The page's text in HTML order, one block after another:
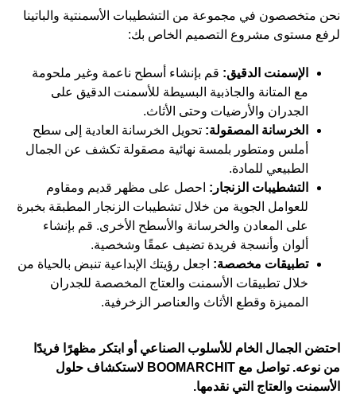
نحن متخصصون في مجموعة من التشطيبات الأسمنتية والباتينا
لرفع مستوى مشروع التصميم الخاص بك:
الإسمنت الدقيق: قم بإنشاء أسطح ناعمة وغير ملحومة
مع المتانة والجاذبية البسيطة للأسمنت الدقيق على
الجدران والأرضيات وحتى الأثاث.
الخرسانة المصقولة: تحويل الخرسانة العادية إلى سطح
أملس ومتطور بلمسة نهائية مصقولة تكشف عن الجمال
الطبيعي للمادة.
التشطيبات الزنجار: احصل على مظهر قديم ومقاوم
للعوامل الجوية من خلال تشطيبات الزنجار المطبقة بخبرة
على المعادن والخرسانة والأسطح الأخرى. قم بإنشاء
ألوان وأنسجة فريدة تضيف عمقًا وشخصية.
تطبيقات مخصصة: اجعل رؤيتك الإبداعية تنبض بالحياة من
خلال تطبيقات الأسمنت والعتاج المخصصة للجدران
المميزة وقطع الأثاث والعناصر الزخرفية.
احتضن الجمال الخام للأسلوب الصناعي أو ابتكر مظهرًا فريدًا
من نوعه. تواصل مع BOOMARCHIT لاستكشاف حلول
الأسمنت والعتاج التي نقدمها.